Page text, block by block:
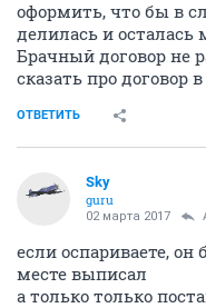
оформить, что бы в
делилась и осталась
Брачный договор не
сказать про договор
ОТВЕТИТЬ
Sky
guru
02 марта 2017
если оспариваете,
месте выписал
а только только